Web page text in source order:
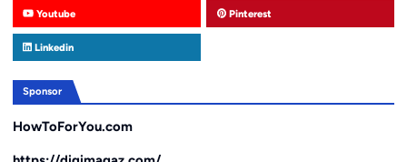
Youtube Pinterest
Linkedin
Sponsor
HowToForYou.com